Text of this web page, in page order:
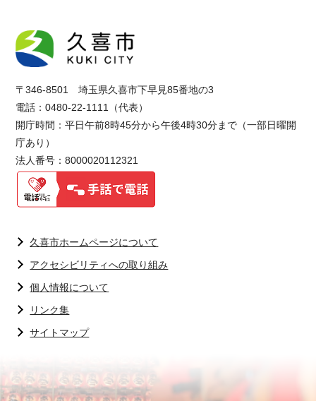
〒346-8501 埼玉県久喜市下早見85番地の3
電話：0480-22-1111（代表）
開庁時間：平日午前8時45分から午後4時30分まで（一部日曜開
庁あり）
法人番号：8000020112321
久喜市ホームページについて
アクセシビリティへの取り組み
個人情報について
リンク集
サイトマップ